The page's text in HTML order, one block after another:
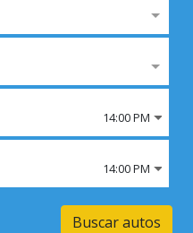
14:00 PM
14:00 PM
Buscar autos